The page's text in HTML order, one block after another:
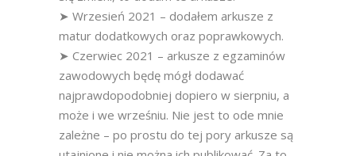
➤ Wrzesień 2021 – dodałem arkusze z
matur dodatkowych oraz poprawkowych.
➤ Czerwiec 2021 – arkusze z egzaminów
zawodowych będę mógł dodawać
najprawdopodobniej dopiero w sierpniu, a
może i we wrześniu. Nie jest to ode mnie
zależne – po prostu do tej pory arkusze są